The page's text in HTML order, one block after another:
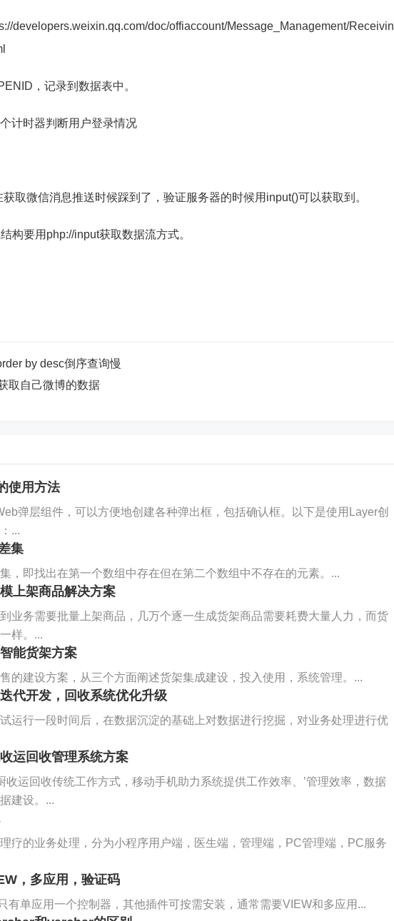
developers.weixin.qq.com/doc/offiaccount/Message_Management/Receivin
，记录到数据表中。
计时器判断用户登录情况
取微信消息推送时候踩到了，验证服务器的时候用input()可以获取到。
构要用php://input获取数据流方式。
by desc倒序查询慢
取自己微博的数据
使用方法
弹层组件，可以方便地创建各种弹出框，包括确认框。以下是使用Layer创
...
集
，即找出在第一个数组中存在但在第二个数组中不存在的元素。...
上架商品解决方案
业务需要批量上架商品，几万个逐一生成货架商品需要耗费大量人力，而货
样。...
能货架方案
的建设方案，从三个方面阐述货架集成建设，投入使用，系统管理。...
代开发，回收系统优化升级
运行一段时间后，在数据沉淀的基础上对数据进行挖掘，对业务处理进行优
运回收管理系统方案
收运回收传统工作方式，移动手机助力系统提供工作效率、’管理效率，数据
建设。...
疗的业务处理，分为小程序用户端，医生端，管理端，PC管理端，PC服务
，多应用，验证码
有单应用一个控制器，其他插件可按需安装，通常需要VIEW和多应用...